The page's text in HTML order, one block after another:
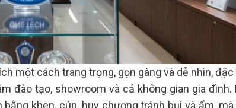
một cách trang trọng, gọn gàng và dễ nhìn,
đào tạo, showroom và cả không gian gia đình.